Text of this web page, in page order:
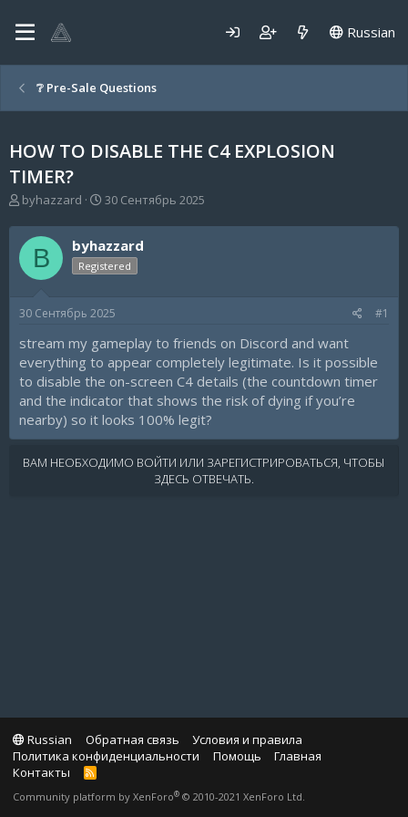
Russian
❔ Pre-Sale Questions
HOW TO DISABLE THE C4 EXPLOSION
TIMER?
А
т
о
р
т
м
byhazzard
Д
т
а
н
а
а
30 Сентябрь 2025
B byhazzard
Registered
30 Сентябрь 2025 #1
stream my gameplay to friends on Discord and want
everything to appear completely legitimate. Is it possible
to disable the on-screen C4 details (the countdown timer
and the indicator that shows the risk of dying if you’re
nearby) so it looks 100% legit?
ВАМ НЕОБХОДИМО ВОЙТИ ИЛИ ЗАРЕГИСТРИРОВАТЬСЯ, ЧТОБЫ
ЗДЕСЬ ОТВЕЧАТЬ.
Russian Обратная связь
Условия и правила
Политика конфиденциальности
Помощь
Главная
Контакты
R
S
Community platform by XenForo® © 2010-2021 XenForo Ltd.